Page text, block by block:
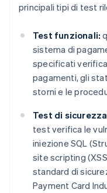
principali tipi di test
Test funzionali:
sistema di
specificati
pagamenti, gli
storni e le
Test di
test verifica le
iniezione SQL
site scripting
standard di
Payment Card